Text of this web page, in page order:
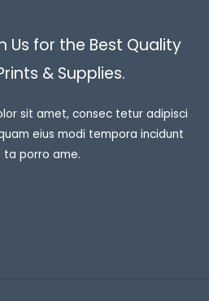
Us for the Best Quality
& Supplies.
sit amet, consec tetur adipisci
eius modi tempora incidunt
ta porro ame.